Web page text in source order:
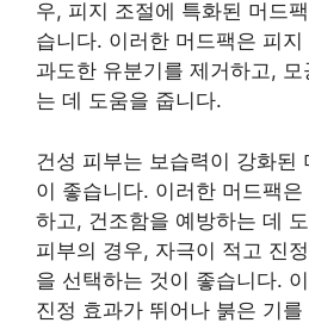
우, 피지 조절에 특화된 머드
습니다. 이러한 머드팩은 피
과도한 유분기를 제거하고,
는 데 도움을 줍니다.
건성 피부는 보습력이 강화된
이 좋습니다. 이러한 머드팩
하고, 건조함을 예방하는 데
피부의 경우, 자극이 적고 진
을 선택하는 것이 좋습니다.
진정 효과가 뛰어나 붉은 기